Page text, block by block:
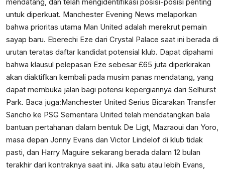
mendatang, dan telah mengidentifikasi posisi-posisi penting
untuk diperkuat. Manchester Evening News melaporkan
bahwa prioritas utama Man United adalah merekrut pemain
sayap baru. Eberechi Eze dari Crystal Palace saat ini berada di
urutan teratas daftar kandidat potensial klub. Dapat dipahami
bahwa klausul pelepasan Eze sebesar £65 juta diperkirakan
akan diaktifkan kembali pada musim panas mendatang, yang
dapat membuka jalan bagi potensi kepergiannya dari Selhurst
Park. Baca juga:Manchester United Serius Bicarakan Transfer
Sancho ke PSG Sementara United telah mendatangkan bala
bantuan pertahanan dalam bentuk De Ligt, Mazraoui dan Yoro,
masa depan Jonny Evans dan Victor Lindelof di klub tidak
pasti, dan Harry Maguire sekarang berada dalam 12 bulan
terakhir dari kontraknya saat ini. Jika satu atau lebih Evans,